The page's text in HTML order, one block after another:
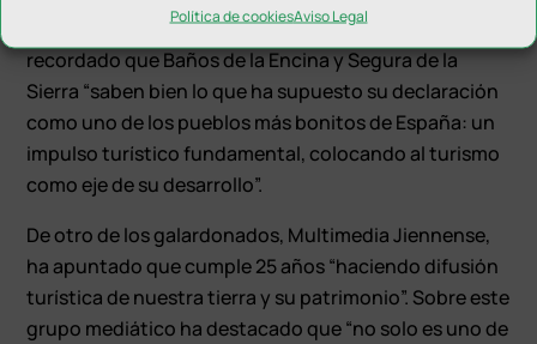
Política de cookiesAviso Legal
muchos de ellos del entorno rural”. En esta línea, ha
recordado que Baños de la Encina y Segura de la
Sierra “saben bien lo que ha supuesto su declaración
como uno de los pueblos más bonitos de España: un
impulso turístico fundamental, colocando al turismo
como eje de su desarrollo”.
De otro de los galardonados, Multimedia Jiennense,
ha apuntado que cumple 25 años “haciendo difusión
turística de nuestra tierra y su patrimonio”. Sobre este
grupo mediático ha destacado que “no solo es uno de